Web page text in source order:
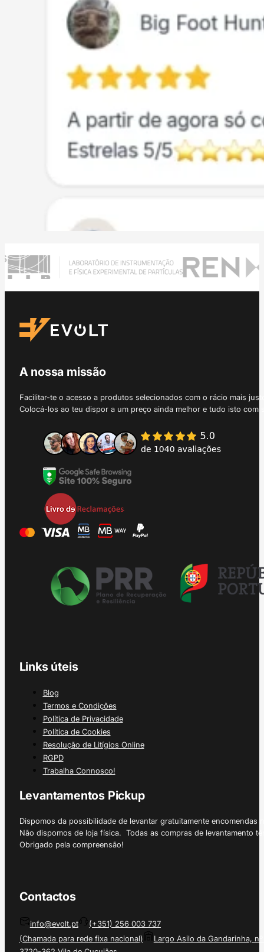
A nossa missão
Facilitar-te o acesso a produtos selecionados com o rácio mais
Colocá-los ao teu dispor a um preço ainda melhor e tudo isto
Links úteis
Blog
Termos e Condições
Política de Privacidade
Política de Cookies
Resolução de Litígios Online
RGPD
Trabalha Connosco!
Levantamentos Pickup
Dispomos da possibilidade de levantar gratuitamente
Não dispomos de loja física. Todas as compras de levantamento
Obrigado pela compreensão!
Contactos
info@evolt.pt
(+351) 256 003 737
(Chamada para rede fixa nacional)
Largo Asilo da Gandarinha, nº